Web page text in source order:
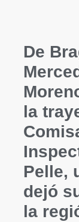
De
la
Pelle,
dejó
la